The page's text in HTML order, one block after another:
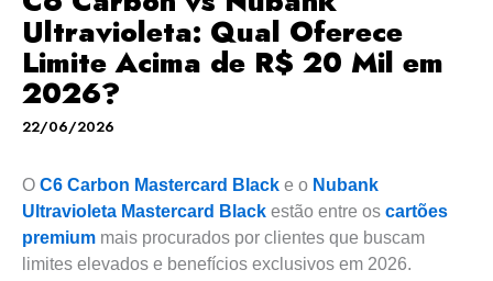
Ultravioleta: Qual Oferece
Limite Acima de R$ 20 Mil em
2026?
22/06/2026
O C6 Carbon Mastercard Black e o Nubank
Ultravioleta Mastercard Black estão entre os cartões
premium mais procurados por clientes que buscam
limites elevados e benefícios exclusivos em 2026.